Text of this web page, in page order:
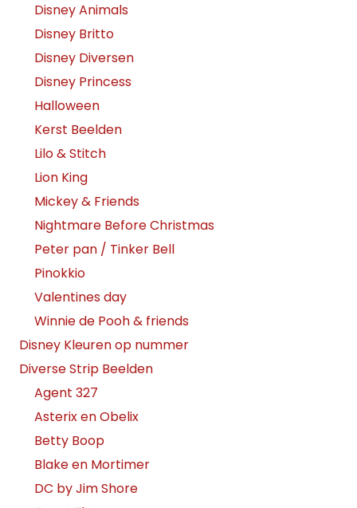
Disney Animals
Disney Britto
Disney Diversen
Disney Princess
Halloween
Kerst Beelden
Lilo & Stitch
Lion King
Mickey & Friends
Nightmare Before Christmas
Peter pan / Tinker Bell
Pinokkio
Valentines day
Winnie de Pooh & friends
Disney Kleuren op nummer
Diverse Strip Beelden
Agent 327
Asterix en Obelix
Betty Boop
Blake en Mortimer
DC by Jim Shore